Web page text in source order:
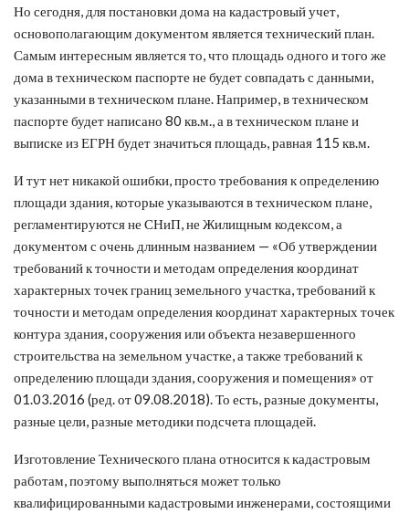
Но сегодня, для постановки дома на кадастровый учет,
основополагающим документом является технический план.
Самым интересным является то, что площадь одного и того же
дома в техническом паспорте не будет совпадать с данными,
указанными в техническом плане. Например, в техническом
паспорте будет написано 80 кв.м., а в техническом плане и
выписке из ЕГРН будет значиться площадь, равная 115 кв.м.
И тут нет никакой ошибки, просто требования к определению
площади здания, которые указываются в техническом плане,
регламентируются не СНиП, не Жилищным кодексом, а
документом с очень длинным названием — «Об утверждении
требований к точности и методам определения координат
характерных точек границ земельного участка, требований к
точности и методам определения координат характерных точек
контура здания, сооружения или объекта незавершенного
строительства на земельном участке, а также требований к
определению площади здания, сооружения и помещения» от
01.03.2016 (ред. от 09.08.2018). То есть, разные документы,
разные цели, разные методики подсчета площадей.
Изготовление Технического плана относится к кадастровым
работам, поэтому выполняться может только
квалифицированными кадастровыми инженерами, состоящими